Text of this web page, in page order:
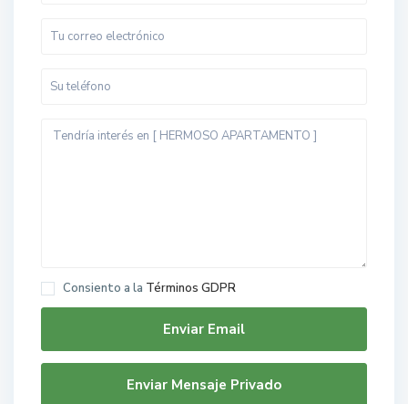
Consiento a la Términos GDPR